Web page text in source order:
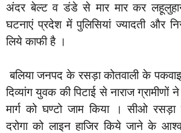
अंदर बेल्ट व डंडे से मार मार कर
घटनाएं प्रदेश में पुलिसियां ज्यादती और
लिये काफी है ।
बलिया जनपद के रसड़ा कोतवाली के
दिव्यांग युवक की पिटाई से नाराज
मार्ग को घण्टो जाम किया । सीओ रसड़ा
दरोगा को लाइन हाजिर किये जाने के